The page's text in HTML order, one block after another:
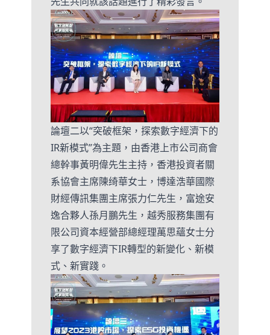
論壇二以“突破框架，探索數字經濟下的
IR新模式”為主題，由香港上市公司商會
總幹事黃明偉先生主持，香港投資者關
系協會主席陳绮華女士，博達浩華國際
財經傳訊集團主席張力仁先生，富途安
逸合夥人孫月鵬先生，越秀服務集團有
限公司資本經營部總經理萬思蘊女士分
享了數字經濟下IR轉型的新變化、新模
式、新實踐。